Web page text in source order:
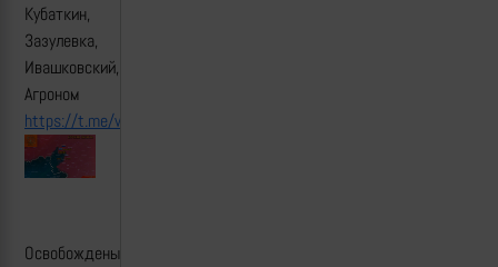
Кубаткин,
Зазулевка,
Ивашковский,
Агроном
https://t.me/warriorofnorth/6683
Освобождены